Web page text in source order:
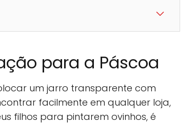
para a Páscoa
um jarro transparente com
facilmente em qualquer loja,
filhos para pintarem ovinhos, é